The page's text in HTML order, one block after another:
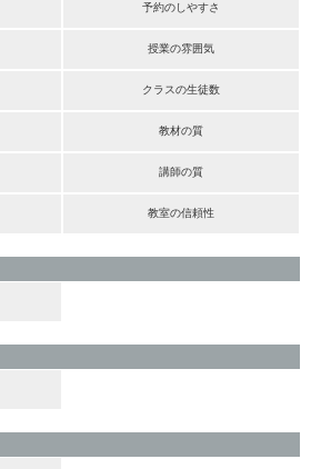
予約のしやすさ
授業の雰囲気
クラスの生徒数
教材の質
講師の質
教室の信頼性